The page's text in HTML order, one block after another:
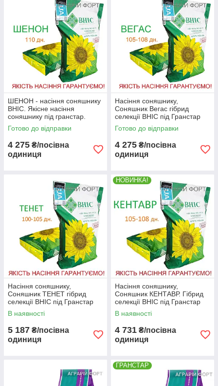
ШЕНОН - насіння соняшнику
ВНІС. Якісне насіння
соняшнику під гранстар.
Оригінал.
Готово до відправки
4 275 ₴/посівна
одиниця
Насіння соняшнику,
Соняшник Вегас гібрид
селекції ВНІС під Гранстар
ранній
Готово до відправки
4 275 ₴/посівна
одиниця
Насіння соняшнику,
Соняшник ТЕНЕТ гібрид
селекції ВНІС під Гранстар
ранній
В наявності
5 187 ₴/посівна
одиниця
НОВИНКА!
Насіння соняшнику,
Соняшник КЕНТАВР. Гібрид
селекції ВНІС під Гранстар
В наявності
4 731 ₴/посівна
одиниця
ГРАНСТАР